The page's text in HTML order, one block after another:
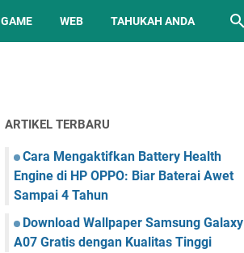
GAME WEB TAHUKAH ANDA
ARTIKEL TERBARU
Cara Mengaktifkan Battery Health
Engine di HP OPPO: Biar Baterai Awet
Sampai 4 Tahun
Download Wallpaper Samsung Galaxy
A07 Gratis dengan Kualitas Tinggi